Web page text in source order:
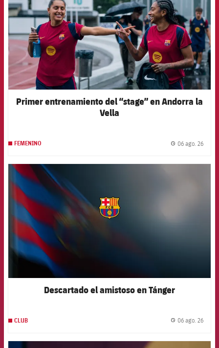
Primer entrenamiento del “stage” en Andorra la
Vella
FEMENINO 06 ago. 26
Descartado el amistoso en Tánger
CLUB 06 ago. 26
FCB Barcelona badge